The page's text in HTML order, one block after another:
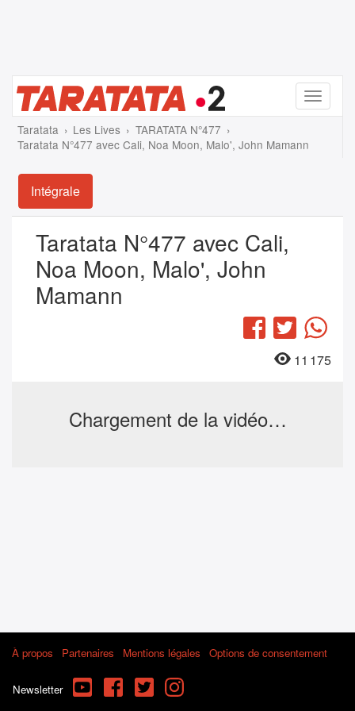
Menu
Taratata Les Lives
TARATATA N°477
Taratata N°477 avec Cali, Noa Moon, Malo', John Mamann
Intégrale
Taratata N°477 avec Cali,
Noa Moon, Malo', John
Mamann
Facebook
Twitter
11 175
Chargement de la vidéo…
À propos Partenaires Mentions légales Options de consentement
Newsletter YouTube FacebookTwitterInstagram